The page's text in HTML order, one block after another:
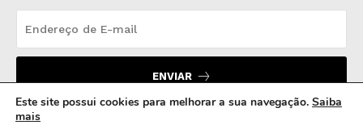
ENVIAR
Este site possui cookies para melhorar a sua navegação. Saiba
mais